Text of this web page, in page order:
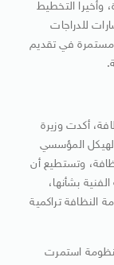
وأخيرا التخطيط
للدراجات
مستمرة في تقديم
أكدت وزيرة
المؤسسي
وتستطيع أن
بشأنها،
النظافة تراكمية
استمرت